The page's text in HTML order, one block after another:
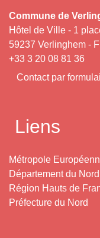
Commune de
Hôtel de Ville - 1
59237 Verlinghem -
+33 3 20 08 81 36
Contact par
Liens
Métropole
Département du Nord
Région Hauts de
Préfecture du Nord